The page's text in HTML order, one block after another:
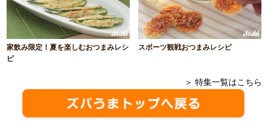
家飲み限定！夏を楽しむおつまみレシ
ピ
スポーツ観戦おつまみレシピ
＞ 特集一覧はこちら